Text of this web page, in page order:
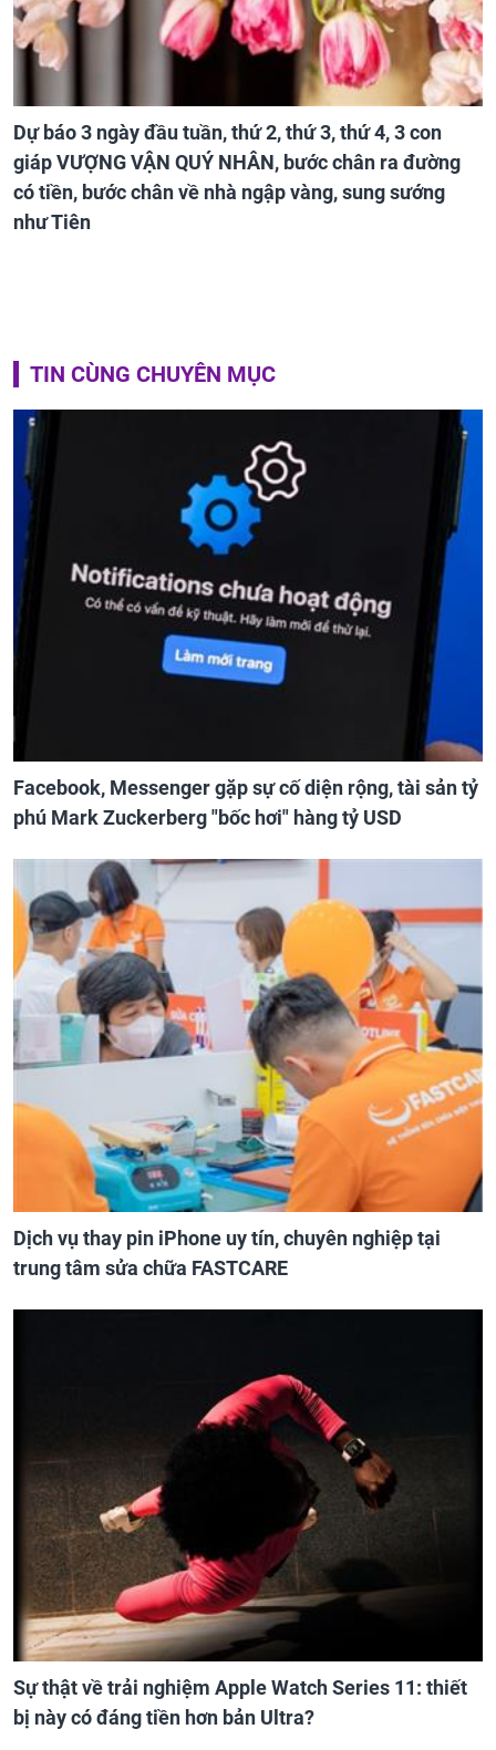
Dự báo 3 ngày đầu tuần, thứ 2, thứ 3, thứ 4, 3 con
giáp VƯỢNG VẬN QUÝ NHÂN, bước chân ra đường
có tiền, bước chân về nhà ngập vàng, sung sướng
như Tiên
TIN CÙNG CHUYÊN MỤC
Facebook, Messenger gặp sự cố diện rộng, tài sản tỷ
phú Mark Zuckerberg "bốc hơi" hàng tỷ USD
Dịch vụ thay pin iPhone uy tín, chuyên nghiệp tại
trung tâm sửa chữa FASTCARE
Sự thật về trải nghiệm Apple Watch Series 11: thiết
bị này có đáng tiền hơn bản Ultra?